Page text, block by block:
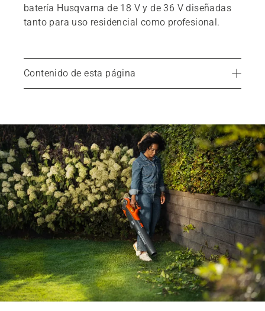
batería Husqvarna de 18 V y de 36 V diseñadas
tanto para uso residencial como profesional.
Contenido de esta página
Baterías recargables de 18&nbsp;V y 36&nbsp;V
Serie de productos a batería Husqvarna BLI-X 36V
¿Qué autonomía tiene la batería BLI-X 36V?
Buscador de distribuidores